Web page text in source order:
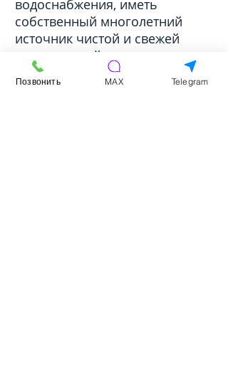
водоснабжения, иметь
собственный многолетний
источник чистой и свежей
воды круглый год.
Позвонить MAX Telegram